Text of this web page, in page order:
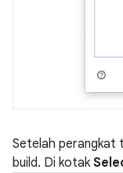
Setelah perangkat
build. Di kotak